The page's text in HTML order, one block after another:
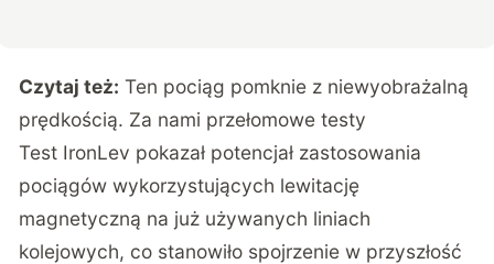
Czytaj też: Ten pociąg pomknie z niewyobrażalną
prędkością. Za nami przełomowe testy
Test IronLev pokazał potencjał zastosowania
pociągów wykorzystujących lewitację
magnetyczną na już używanych liniach
kolejowych, co stanowiło spojrzenie w przyszłość